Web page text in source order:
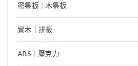
密集板｜木集板
實木｜拼板
ABS｜壓克力